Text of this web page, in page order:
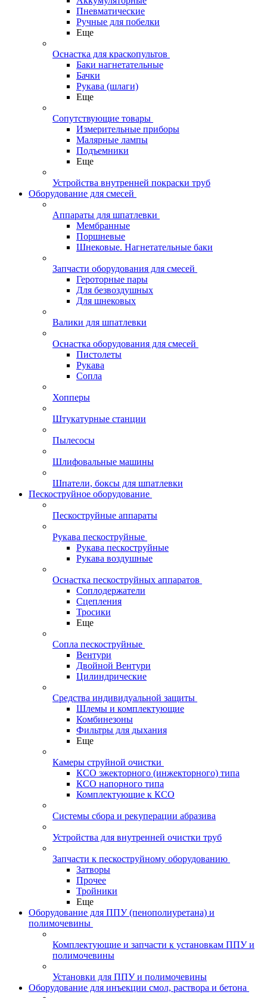
Пневматические
Ручные для побелки
Еще
Оснастка для краскопультов
Баки нагнетательные
Бачки
Рукава (шлаги)
Еще
Сопутствующие товары
Измерительные приборы
Малярные лампы
Подъемники
Еще
Устройства внутренней покраски труб
Оборудование для смесей
Аппараты для шпатлевки
Мембранные
Поршневые
Шнековые. Нагнетательные баки
Запчасти оборудования для смесей
Героторные пары
Для безвоздушных
Для шнековых
Валики для шпатлевки
Оснастка оборудования для смесей
Пистолеты
Рукава
Сопла
Хопперы
Штукатурные станции
Пылесосы
Шлифовальные машины
Шпатели, боксы для шпатлевки
Пескоструйное оборудование
Пескоструйные аппараты
Рукава пескоструйные
Рукава пескоструйные
Рукава воздушные
Оснастка пескоструйных аппаратов
Соплодержатели
Сцепления
Тросики
Еще
Сопла пескоструйные
Вентури
Двойной Вентури
Цилиндрические
Средства индивидуальной защиты
Шлемы и комплектующие
Комбинезоны
Фильтры для дыхания
Еще
Камеры струйной очистки
КСО эжекторного (инжекторного) типа
КСО напорного типа
Комплектующие к КСО
Системы сбора и рекуперации абразива
Устройства для внутренней очистки труб
Запчасти к пескоструйному оборудованию
Затворы
Прочее
Тройники
Еще
Оборудование для ППУ (пенополиуретана) и
полимочевины
Комплектующие и запчасти к установкам ППУ и
полимочевины
Установки для ППУ и полимочевины
Оборудование для инъекции смол, раствора и бетона